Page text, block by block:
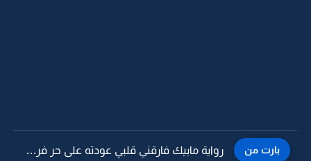
بارت من رواية مابيك فارقني قلبي عودته على حر فرقاك -12